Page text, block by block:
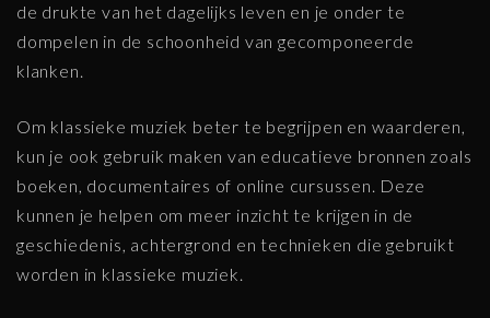
de drukte van het dagelijks leven en je onder te
dompelen in de schoonheid van gecomponeerde
klanken.
Om klassieke muziek beter te begrijpen en waarderen,
kun je ook gebruik maken van educatieve bronnen zoals
boeken, documentaires of online cursussen. Deze
kunnen je helpen om meer inzicht te krijgen in de
geschiedenis, achtergrond en technieken die gebruikt
worden in klassieke muziek.